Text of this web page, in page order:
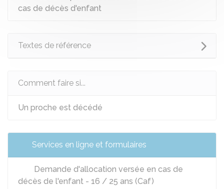
cas de décès d'enfant
Textes de référence
Comment faire si...
Un proche est décédé
Services en ligne et formulaires
Demande d'allocation versée en cas de
décès de l'enfant - 16 / 25 ans (Caf)